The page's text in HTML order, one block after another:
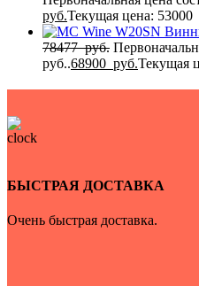
руб.Текущая цена: 53000
78477руб.
руб..68900 руб.Текущая
БЫСТРАЯ ДОСТАВКА
Очень быстрая доставка.